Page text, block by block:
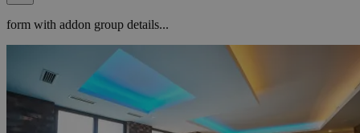
form with addon group details...